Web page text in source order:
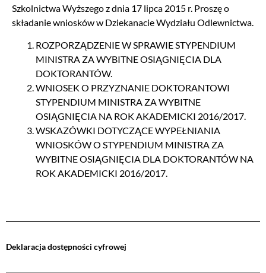
Szkolnictwa Wyższego z dnia 17 lipca 2015 r. Proszę o
składanie wniosków w Dziekanacie Wydziału Odlewnictwa.
ROZPORZĄDZENIE W SPRAWIE STYPENDIUM
MINISTRA ZA WYBITNE OSIĄGNIĘCIA DLA
DOKTORANTÓW.
WNIOSEK O PRZYZNANIE DOKTORANTOWI
STYPENDIUM MINISTRA ZA WYBITNE
OSIĄGNIĘCIA NA ROK AKADEMICKI 2016/2017.
WSKAZÓWKI DOTYCZĄCE WYPEŁNIANIA
WNIOSKÓW O STYPENDIUM MINISTRA ZA
WYBITNE OSIĄGNIĘCIA DLA DOKTORANTÓW NA
ROK AKADEMICKI 2016/2017.
Deklaracja dostępności cyfrowej